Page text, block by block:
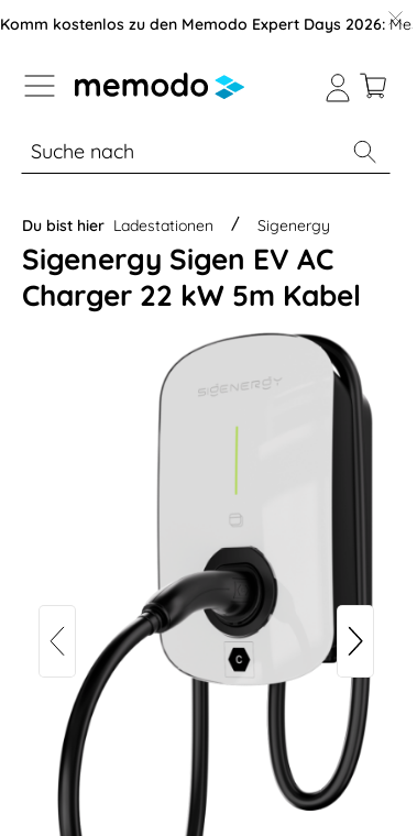
der B2B-Plattform springen
Komm kostenlos zu den Memodo Expert Days 2026:
% Sale Module Wechselrichter
Du bist hier Ladestationen Sigenergy
Sigenergy Sigen EV AC
Charger 22 kW 5m Kabel
Sigenergy Sigen EV AC Charger 22